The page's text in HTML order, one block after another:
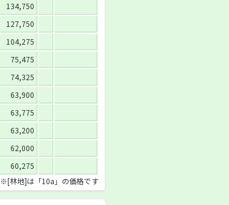
134,750
127,750
104,275
75,475
74,325
63,900
63,775
63,200
62,000
60,275
※[林地]は「10a」の価格です